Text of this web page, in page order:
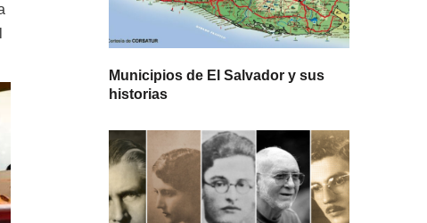
Municipios de El Salvador y sus
historias